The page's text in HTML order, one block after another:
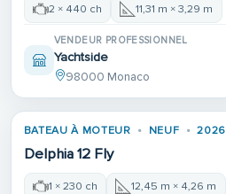
2 × 440 ch 11,31 m × 3,29 m
VENDEUR PROFESSIONNEL
Yachtside
98000 Monaco
BATEAU À MOTEUR NEUF 2026
Delphia 12 Fly
1 × 230 ch 12,45 m × 4,26 m